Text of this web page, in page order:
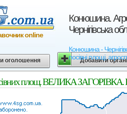
Конюшина.
Чернігівська
Конюшина -
посівні площі,
online
оголошення Добавити
площ. ВЕЛИКА ЗАГОРІВКА.